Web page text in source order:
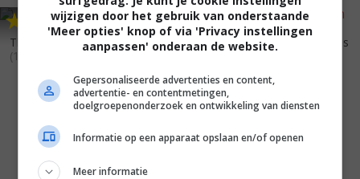
The Prince and the Showgirl
(1957)
5,9
Madonna of the Seven Moons
(1945)
wijzigen door het gebruik van onderstaande
'Meer opties' knop of via 'Privacy instellingen
aanpassen' onderaan de website.
Gepersonaliseerde advertenties en content,
advertentie- en contentmetingen,
doelgroepenonderzoek en ontwikkeling van diensten
Informatie op een apparaat opslaan en/of openen
Meer informatie